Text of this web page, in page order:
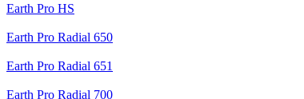
Earth Pro HS
Earth Pro Radial 650
Earth Pro Radial 651
Earth Pro Radial 700